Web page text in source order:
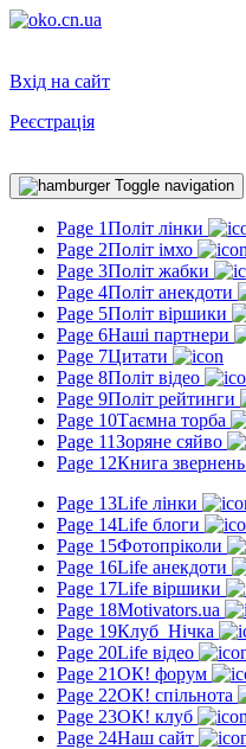
Вхід на сайт
Реєстрація
Toggle navigation
Page 1Політ лінки
Page 2Політ імхо
Page 3Політ жабки
Page 4Політ анекдоти
Page 5Політ віршики
Page 6Наші партнери
Page 7Цитати
Page 8Політ відео
Page 9Політ рейтинги
Page 10Таємна торба
Page 11Зоряне сяйво
Page 12Книга звернень
Page 13Life лінки
Page 14Life блоги
Page 15Фотопріколи
Page 16Life анекдоти
Page 17Life віршики
Page 18Motivators.ua
Page 19Клуб_Нічка
Page 20Life відео
Page 21ОК! форум
Page 22ОК! спільнота
Page 23ОК! клуб
Page 24Наш сайт